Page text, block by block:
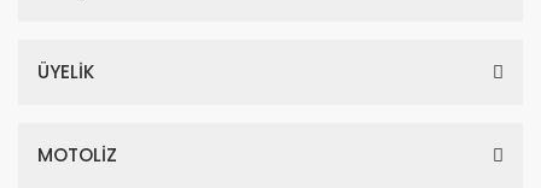
ÜYELİK
MOTOLİZ